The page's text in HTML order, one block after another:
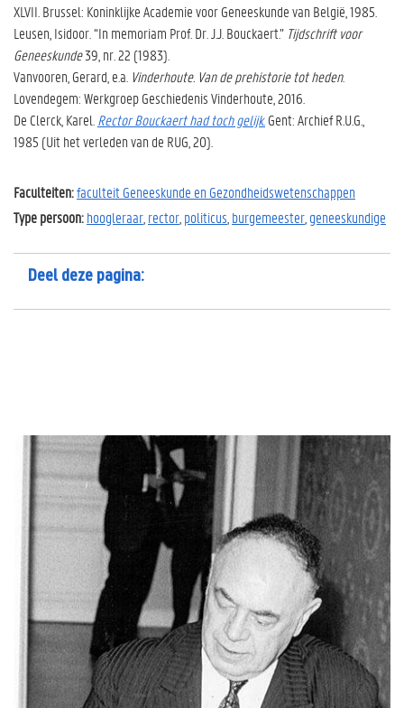
XLVII. Brussel: Koninklijke Academie voor Geneeskunde van België, 1985.
Leusen, Isidoor. “In memoriam Prof. Dr. J.J. Bouckaert.” Tijdschrift voor
Geneeskunde39, nr. 22 (1983).
Vanvooren, Gerard, e.a. Vinderhoute. Van de prehistorie tot heden.
Lovendegem: Werkgroep Geschiedenis Vinderhoute, 2016.
De Clerck, Karel. Rector Bouckaert had toch gelijk.Gent: Archief R.U.G.,
1985 (Uit het verleden van de RUG, 20).
Faculteiten:faculteit Geneeskunde en Gezondheidswetenschappen
Type persoon:hoogleraar rector politicus burgemeester geneeskundige
Deel deze pagina: